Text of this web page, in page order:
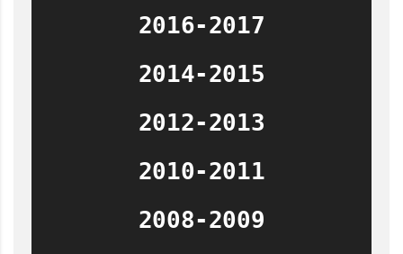
2016-2017
2014-2015
2012-2013
2010-2011
2008-2009